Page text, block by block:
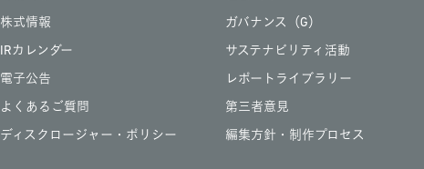
株式情報
IRカレンダー
電子公告
よくあるご質問
ディスクロージャー・ポリシー
ガバナンス（G）
サステナビリティ活動
レポートライブラリー
第三者意見
編集方針・制作プロセス